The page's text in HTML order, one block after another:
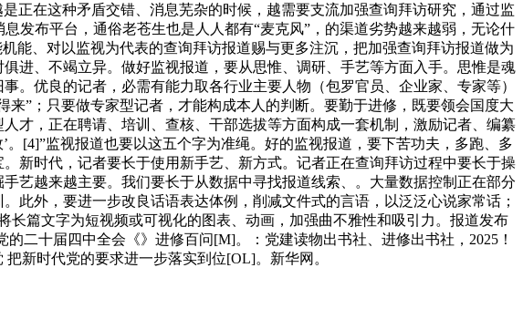
正在这种矛盾交错、消息芜杂的时候，越需要支流加强查询拜访研究，通过监
发布平台，通俗老苍生也是人人都有“麦克风”，的渠道劣势越来越弱，无论什
能、对以监视为代表的查询拜访报道赐与更多注沉，把加强查询拜访报道做为
进、不竭立异。做好监视报道，要从思惟、调研、手艺等方面入手。思惟是魂
。优良的记者，必需有能力取各行业主要人物（包罗官员、企业家、专家等）
”；只要做专家型记者，才能构成本人的判断。要勤于进修，既要领会国度大
才，正在聘请、培训、查核、干部选拔等方面构成一套机制，激励记者、编纂
[4]”监视报道也要以这五个字为准绳。好的监视报道，要下苦功夫，多跑、多
新时代，记者要长于使用新手艺、新方式。记者正在查询拜访过程中要长于操
艺越来越主要。我们要长于从数据中寻找报道线索、。大量数据控制正在部分
此外，要进一步改良话语表达体例，削减文件式的言语，以泛泛心说家常话；
篇文字为短视频或可视化的图表、动画，加强曲不雅性和吸引力。报道发布
二十届四中全会《》进修百问[M]。：党建读物出书社、进修出书社，2025！
新时代党的要求进一步落实到位[OL]。新华网。